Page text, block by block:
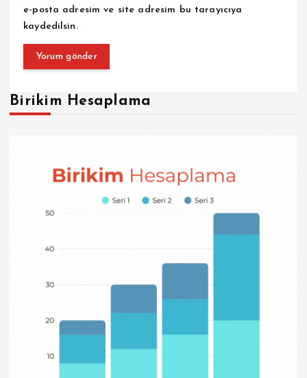
e-posta adresim ve site adresim bu tarayıcıya
kaydedilsin.
Birikim Hesaplama